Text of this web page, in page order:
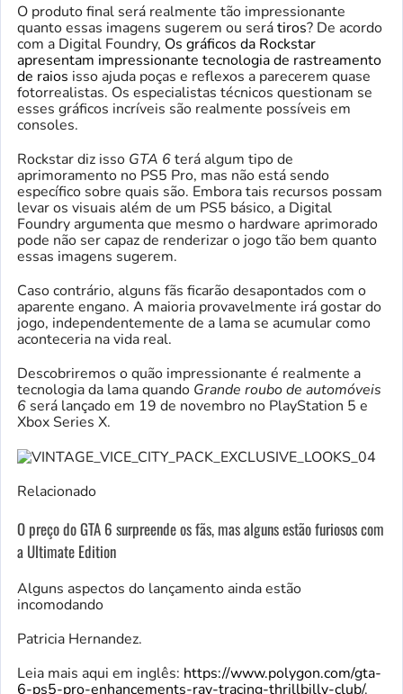
O produto final será realmente tão impressionante
quanto essas imagens sugerem ou serátiros? De acordo
com a Digital Foundry, Os gráficos da Rockstar
apresentam impressionante tecnologia de rastreamento
de raios isso ajuda poças e reflexos a parecerem quase
fotorrealistas. Os especialistas técnicos questionam se
esses gráficos incríveis são realmente possíveis em
consoles.
Rockstar diz isso GTA 6terá algum tipo de
aprimoramento no PS5 Pro, mas não está sendo
específico sobre quais são. Embora tais recursos possam
levar os visuais além de um PS5 básico, a Digital
Foundry argumenta que mesmo o hardware aprimorado
pode não ser capaz de renderizar o jogo tão bem quanto
essas imagens sugerem.
Caso contrário, alguns fãs ficarão desapontados com o
aparente engano. A maioria provavelmente irá gostar do
jogo, independentemente de a lama se acumular como
aconteceria na vida real.
Descobriremos o quão impressionante é realmente a
tecnologia da lama quando Grande roubo de automóveis
6 será lançado em 19 de novembro no PlayStation 5 e
Xbox Series X.
Relacionado
O preço do GTA 6 surpreende os fãs, mas alguns estão furiosos com
a Ultimate Edition
Alguns aspectos do lançamento ainda estão
incomodando
Patricia Hernandez.
Leia mais aqui em inglês: https://www.polygon.com/gta-
6-ps5-pro-enhancements-ray-tracing-thrillbilly-club/.